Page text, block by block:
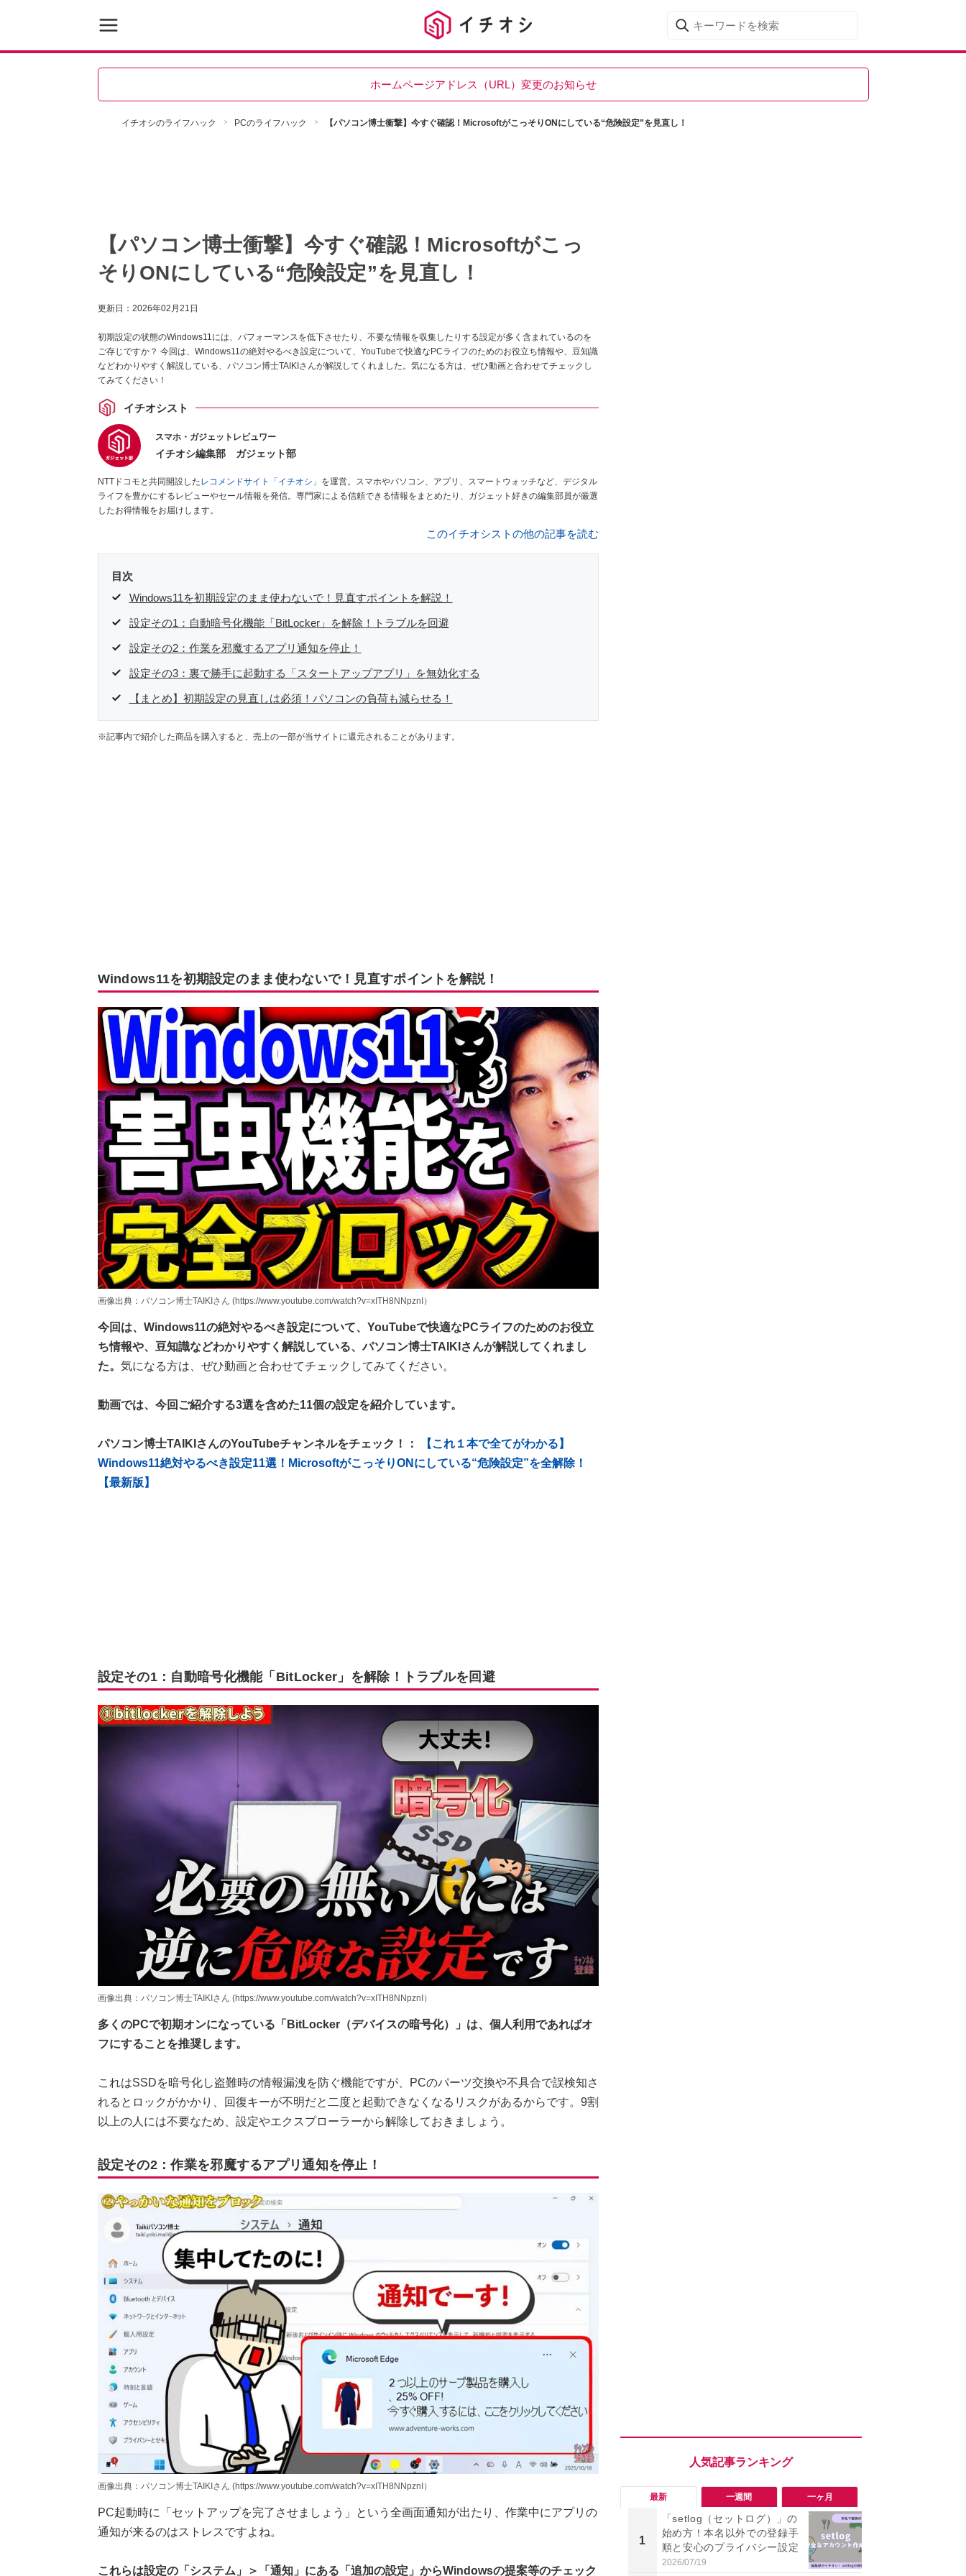
ホームページアドレス（URL）変更のお知らせ
イチオシのライフハック PCのライフハック 【パソコン博士衝撃】今すぐ確認！MicrosoftがこっそりONにしている“危険設定”を見直し！
【パソコン博士衝撃】今すぐ確認！Microsoftがこっ
そりONにしている“危険設定”を見直し！
更新日： 2026年02月21日
初期設定の状態のWindows11には、パフォーマンスを低下させたり、不要な情報を収集したりする設定が多く含まれているのを
ご存じですか？ 今回は、Windows11の絶対やるべき設定について、YouTubeで快適なPCライフのためのお役立ち情報や、豆知識
などわかりやすく解説している、パソコン博士TAIKIさんが解説してくれました。気になる方は、ぜひ動画と合わせてチェックし
てみてください！
イチオシスト
スマホ・ガジェットレビュワー
イチオシ編集部 ガジェット部
NTTドコモと共同開設したレコメンドサイト「イチオシ」 を運営。スマホやパソコン、アプリ、スマートウォッチなど、デジタル
ライフを豊かにするレビューやセール情報を発信。専門家による信頼できる情報をまとめたり、ガジェット好きの編集部員が厳選
したお得情報をお届けします。
このイチオシストの他の記事を読む
目次
Windows11を初期設定のまま使わないで！見直すポイントを解説！
設定その1：自動暗号化機能「BitLocker」を解除！トラブルを回避
設定その2：作業を邪魔するアプリ通知を停止！
設定その3：裏で勝手に起動する「スタートアップアプリ」を無効化する
【まとめ】初期設定の見直しは必須！パソコンの負荷も減らせる！
※記事内で紹介した商品を購入すると、売上の一部が当サイトに還元されることがあります。
Windows11を初期設定のまま使わないで！見直すポイントを解説！
画像出典：パソコン博士TAIKIさん (https://www.youtube.com/watch?v=xITH8NNpznI）
今回は、Windows11の絶対やるべき設定について、YouTubeで快適なPCライフのためのお役立
ち情報や、豆知識などわかりやすく解説している、パソコン博士TAIKIさんが解説してくれまし
た。 気になる方は、ぜひ動画と合わせてチェックしてみてください。
動画では、今回ご紹介する3選を含めた11個の設定を紹介しています。
パソコン博士TAIKIさんのYouTubeチャンネルをチェック！：
【これ１本で全てがわかる】
Windows11絶対やるべき設定11選！MicrosoftがこっそりONにしている“危険設定”を全解除！
【最新版】
設定その1：自動暗号化機能「BitLocker」を解除！トラブルを回避
画像出典：パソコン博士TAIKIさん (https://www.youtube.com/watch?v=xITH8NNpznI）
多くのPCで初期オンになっている「BitLocker（デバイスの暗号化）」は、個人利用であればオ
フにすることを推奨します。
これはSSDを暗号化し盗難時の情報漏洩を防ぐ機能ですが、PCのパーツ交換や不具合で誤検知さ
れるとロックがかかり、回復キーが不明だと二度と起動できなくなるリスクがあるからです。9割
以上の人には不要なため、設定やエクスプローラーから解除しておきましょう。
設定その2：作業を邪魔するアプリ通知を停止！
画像出典：パソコン博士TAIKIさん (https://www.youtube.com/watch?v=xITH8NNpznI）
PC起動時に「セットアップを完了させましょう」という全画面通知が出たり、作業中にアプリの
通知が来るのはストレスですよね。
これらは設定の「システム」＞「通知」にある「追加の設定」からWindowsの提案等のチェック
最新 一週間 一ヶ月
1
「setlog（セットログ）」の
始め方！本名以外での登録手
順と安心のプライバシー設定
2026/07/19